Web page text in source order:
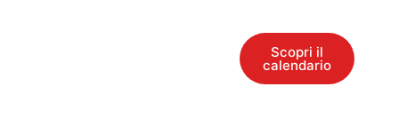
Scopri il
calendario